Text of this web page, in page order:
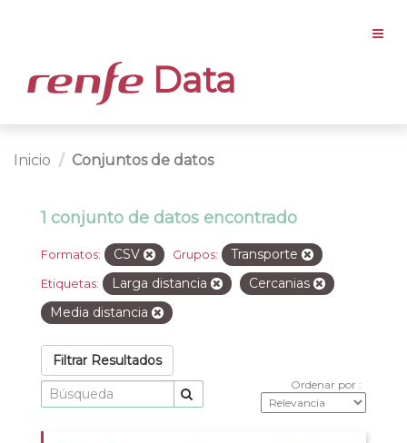
Data
Inicio Conjuntos de datos
1 conjunto de datos encontrado
Formatos: CSV Grupos: Transporte
Etiquetas: Larga distancia
Cercanias
Media distancia
Filtrar Resultados
Ordenar por